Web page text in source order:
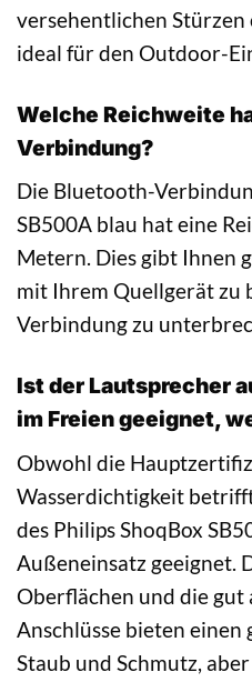
versehentlichen Stürzen
ideal für den Outdoor-
Welche Reichweite
Verbindung?
Die Bluetooth-
SB500A blau hat eine
Metern. Dies gibt Ihnen
mit Ihrem Quellgerät zu
Verbindung zu
Ist der Lautsprecher
im Freien geeignet,
Obwohl die
Wasserdichtigkeit
des Philips ShoqBox
Außeneinsatz geeignet.
Oberflächen und die gut
Anschlüsse bieten einen
Staub und Schmutz,